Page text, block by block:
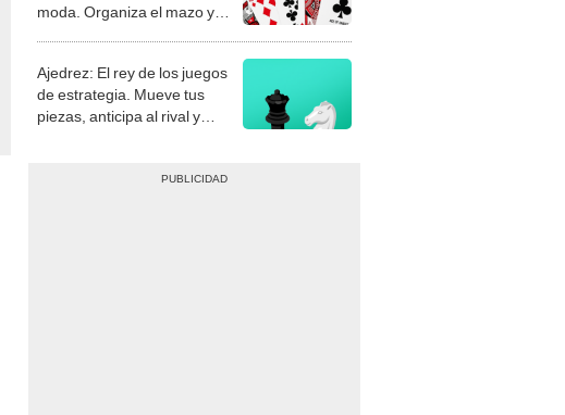
demuestra tu habilidad.
de estrategia. Mueve tus
piezas, anticipa al rival y
consigue el jaque mate.